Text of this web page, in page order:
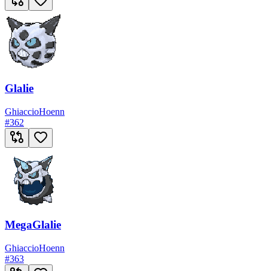
Glalie
GhiaccioHoenn
#362
MegaGlalie
GhiaccioHoenn
#363